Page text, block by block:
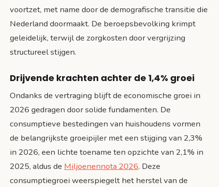
voortzet, met name door de demografische transitie die
Nederland doormaakt. De beroepsbevolking krimpt
geleidelijk, terwijl de zorgkosten door vergrijzing
structureel stijgen.
Drijvende krachten achter de 1,4% groei
Ondanks de vertraging blijft de economische groei in
2026 gedragen door solide fundamenten. De
consumptieve bestedingen van huishoudens vormen
de belangrijkste groeipijler met een stijging van 2,3%
in 2026, een lichte toename ten opzichte van 2,1% in
2025, aldus de Miljoenennota 2026. Deze
consumptiegroei weerspiegelt het herstel van de